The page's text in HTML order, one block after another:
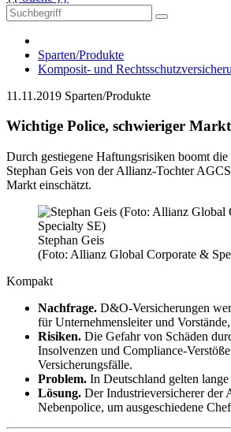
Sparten/Produkte
Komposit- und
11.11.2019 Sparten/Produkte
Wichtige Police, schwieriger Markt
Durch gestiegene Haftungsrisiken boomt
Stephan Geis von der Allianz-Tochter
Markt einschätzt.
Stephan Geis
(Foto: Allianz Global Corporate &
Kompakt
Nachfrage. D&O-Versicherungen
für Unternehmensleiter und
Risiken. Die Gefahr von Schäden
Insolvenzen und Compliance-
Versicherungsfälle.
Problem. In Deutschland gelten
Lösung. Der Industrieversicherer der
Nebenpolice, um ausgeschiedene